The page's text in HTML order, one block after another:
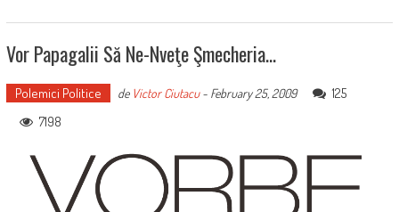
Vor Papagalii Să Ne-Nveţe Şmecheria…
Polemici Politice de Victor Ciutacu- February 25, 2009
125
7198